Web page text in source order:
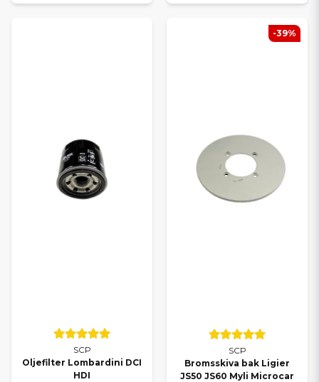
SCP
Oljefilter Lombardini DCI
HDI
SCP
Bromsskiva bak Ligier
JS50 JS60 Myli Microcar
-39%